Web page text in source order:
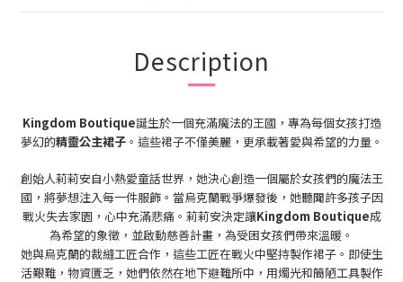
Description
Kingdom Boutique誕生於一個充滿魔法的王國，專為每個女孩打造
夢幻的精靈公主裙子。這些裙子不僅美麗，更承載著愛與希望的力量。
創始人莉莉安自小熱愛童話世界，她決心創造一個屬於女孩們的魔法王
國，將夢想注入每一件服飾。當烏克蘭戰爭爆發後，她聽聞許多孩子因
戰火失去家園，心中充滿悲痛。莉莉安決定讓Kingdom Boutique成
為希望的象徵，並啟動慈善計畫，為受困女孩們帶來溫暖。
她與烏克蘭的裁縫工匠合作，這些工匠在戰火中堅持製作裙子。即使生
活艱難，物資匱乏，她們依然在地下避難所中，用燭光和簡陋工具製作